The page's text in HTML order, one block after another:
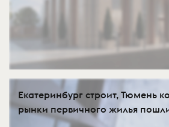
Екатеринбург строит, Тюмень
рынки первичного жилья